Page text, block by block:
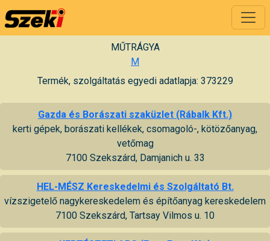
MŰTRÁGYA
M
Termék, szolgáltatás egyedi adatlapja: 373229
Gazda és Borászati szaküzlet (Rábalk Kft.)
kerti gépek, borászati kellékek, csomagoló-, kötözőanyag,
vetőmag
7100 Szekszárd, Damjanich u. 33
HEL-MÉSZ Kereskedelmi és Szolgáltató Bt.
vízszigetelő nagykereskedelem és építőanyag kereskedelem
7100 Szekszárd, Tartsay Vilmos u. 10